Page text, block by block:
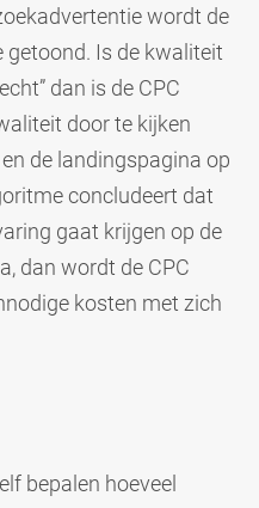
wordt de
Is de kwaliteit
dan is de CPC
door te kijken
de landingspagina op
concludeert dat
gaat krijgen op de
dan wordt de CPC
kosten met zich
bepalen hoeveel